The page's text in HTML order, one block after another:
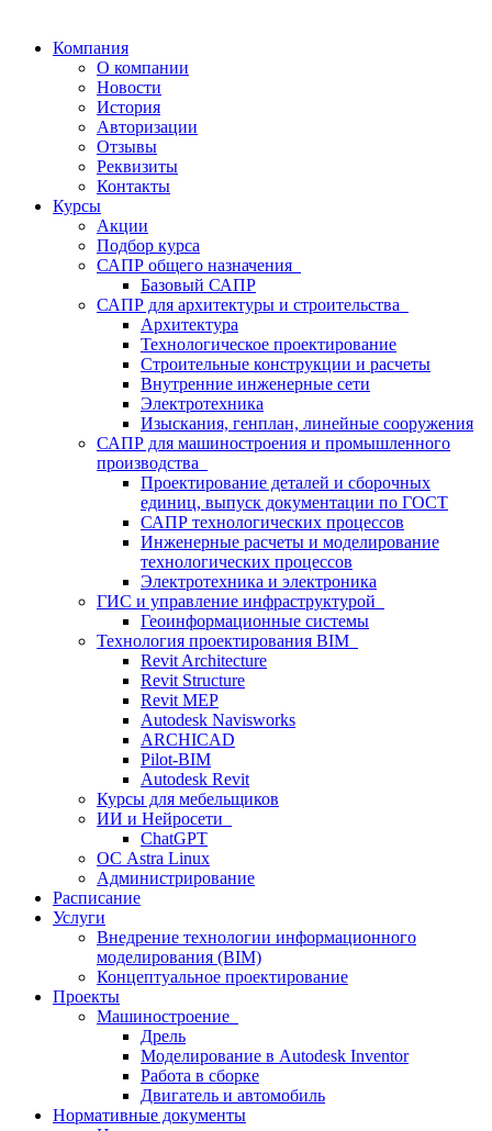
Компания
О компании
Новости
История
Авторизации
Отзывы
Реквизиты
Контакты
Курсы
Акции
Подбор курса
САПР общего назначения
Базовый САПР
САПР для архитектуры и строительства
Архитектура
Технологическое проектирование
Строительные конструкции и расчеты
Внутренние инженерные сети
Электротехника
Изыскания, генплан, линейные сооружения
САПР для машиностроения и промышленного
производства
Проектирование деталей и сборочных
единиц, выпуск документации по ГОСТ
САПР технологических процессов
Инженерные расчеты и моделирование
технологических процессов
Электротехника и электроника
ГИС и управление инфраструктурой
Геоинформационные системы
Технология проектирования BIM
Revit Architecture
Revit Structure
Revit MEP
Autodesk Navisworks
ARCHICAD
Pilot-BIM
Autodesk Revit
Курсы для мебельщиков
ИИ и Нейросети
ChatGPT
ОС Astra Linux
Администрирование
Расписание
Услуги
Внедрение технологии информационного
моделирования (BIM)
Концептуальное проектирование
Проекты
Машиностроение
Дрель
Моделирование в Autodesk Inventor
Работа в сборке
Двигатель и автомобиль
Нормативные документы